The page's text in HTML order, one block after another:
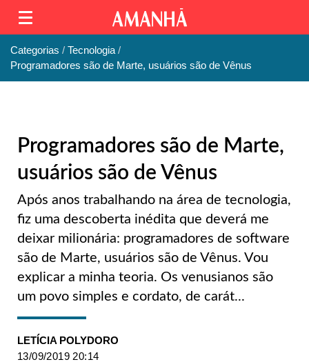
Categorias
Tecnologia
Programadores são de Marte, usuários são de Vênus
Programadores são de Marte,
usuários são de Vênus
Após anos trabalhando na área de tecnologia,
fiz uma descoberta inédita que deverá me
deixar milionária: programadores de software
são de Marte, usuários são de Vênus. Vou
explicar a minha teoria. Os venusianos são
um povo simples e cordato, de carát...
LETÍCIA POLYDORO
13/09/2019 20:14